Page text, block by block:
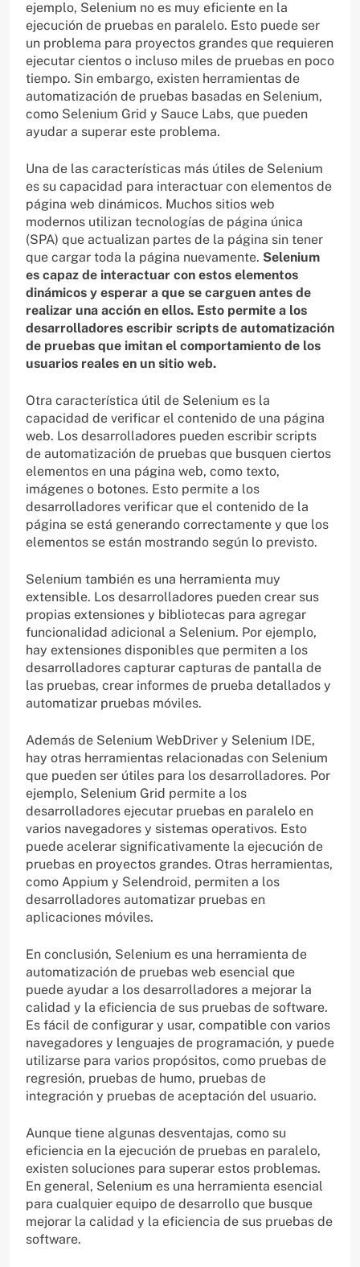
ejemplo, Selenium no es muy eficiente en la
ejecución de pruebas en paralelo. Esto puede ser
un problema para proyectos grandes que requieren
ejecutar cientos o incluso miles de pruebas en poco
tiempo. Sin embargo, existen herramientas de
automatización de pruebas basadas en Selenium,
como Selenium Grid y Sauce Labs, que pueden
ayudar a superar este problema.
Una de las características más útiles de Selenium
es su capacidad para interactuar con elementos de
página web dinámicos. Muchos sitios web
modernos utilizan tecnologías de página única
(SPA) que actualizan partes de la página sin tener
que cargar toda la página nuevamente. Selenium
es capaz de interactuar con estos elementos
dinámicos y esperar a que se carguen antes de
realizar una acción en ellos. Esto permite a los
desarrolladores escribir scripts de automatización
de pruebas que imitan el comportamiento de los
usuarios reales en un sitio web.
Otra característica útil de Selenium es la
capacidad de verificar el contenido de una página
web. Los desarrolladores pueden escribir scripts
de automatización de pruebas que busquen ciertos
elementos en una página web, como texto,
imágenes o botones. Esto permite a los
desarrolladores verificar que el contenido de la
página se está generando correctamente y que los
elementos se están mostrando según lo previsto.
Selenium también es una herramienta muy
extensible. Los desarrolladores pueden crear sus
propias extensiones y bibliotecas para agregar
funcionalidad adicional a Selenium. Por ejemplo,
hay extensiones disponibles que permiten a los
desarrolladores capturar capturas de pantalla de
las pruebas, crear informes de prueba detallados y
automatizar pruebas móviles.
Además de Selenium WebDriver y Selenium IDE,
hay otras herramientas relacionadas con Selenium
que pueden ser útiles para los desarrolladores. Por
ejemplo, Selenium Grid permite a los
desarrolladores ejecutar pruebas en paralelo en
varios navegadores y sistemas operativos. Esto
puede acelerar significativamente la ejecución de
pruebas en proyectos grandes. Otras herramientas,
como Appium y Selendroid, permiten a los
desarrolladores automatizar pruebas en
aplicaciones móviles.
En conclusión, Selenium es una herramienta de
automatización de pruebas web esencial que
puede ayudar a los desarrolladores a mejorar la
calidad y la eficiencia de sus pruebas de software.
Es fácil de configurar y usar, compatible con varios
navegadores y lenguajes de programación, y puede
utilizarse para varios propósitos, como pruebas de
regresión, pruebas de humo, pruebas de
integración y pruebas de aceptación del usuario.
Aunque tiene algunas desventajas, como su
eficiencia en la ejecución de pruebas en paralelo,
existen soluciones para superar estos problemas.
En general, Selenium es una herramienta esencial
para cualquier equipo de desarrollo que busque
mejorar la calidad y la eficiencia de sus pruebas de
software.